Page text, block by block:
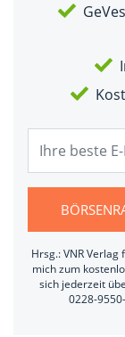
Hrsg.: VNR
mich zum
sich jederzeit
0228-